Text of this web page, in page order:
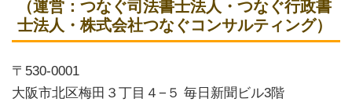
（運営：つなぐ司法書士法人・つなぐ行政書
士法人・株式会社つなぐコンサルティング）
〒530-0001
大阪市北区梅田３丁目４−５ 毎日新聞ビル3階